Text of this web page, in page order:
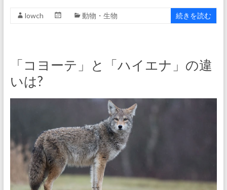
lowch 動物・生物 続きを読む
「コヨーテ」と「ハイエナ」の違
いは?